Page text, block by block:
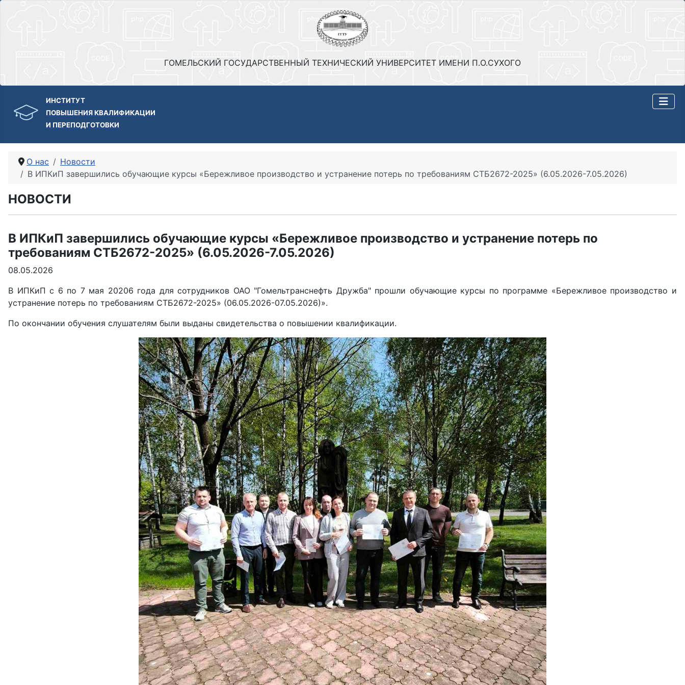
ГОМЕЛЬСКИЙ ГОСУДАРСТВЕННЫЙ ТЕХНИЧЕСКИЙ УНИВЕРСИТЕТ ИМЕНИ П.О.СУХОГО
ИНСТИТУТ
ПОВЫШЕНИЯ КВАЛИФИКАЦИИ
И ПЕРЕПОДГОТОВКИ
О нас
Новости
В ИПКиП завершились обучающие курсы «Бережливое производство и устранение потерь по требованиям СТБ2672-2025» (6.05.2026-7.05.2026)
НОВОСТИ
В ИПКиП завершились обучающие курсы «Бережливое производство и устранение потерь по
требованиям СТБ2672-2025» (6.05.2026-7.05.2026)
08.05.2026
В ИПКиП с 6 по 7 мая 20206 года для сотрудников ОАО "Гомельтранснефть Дружба" прошли обучающие курсы по программе «Бережливое производство и
устранение потерь по требованиям СТБ2672-2025» (06.05.2026-07.05.2026)».
По окончании обучения слушателям были выданы свидетельства о повышении квалификации.